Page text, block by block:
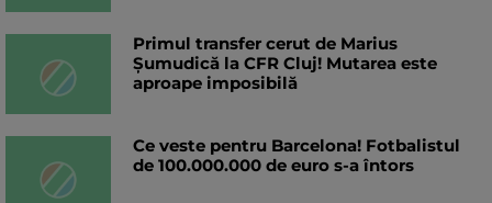
Primul transfer cerut de Marius
Șumudică la CFR Cluj! Mutarea este
aproape imposibilă
Ce veste pentru Barcelona! Fotbalistul
de 100.000.000 de euro s-a întors